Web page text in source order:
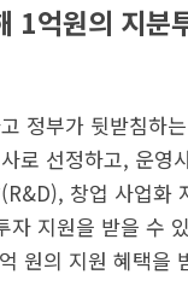
1억원의 지분
정부가 뒷받침하
로 선정하고, 운
창업 사업화
자 지원을 받을 수
원의 지원 혜택을